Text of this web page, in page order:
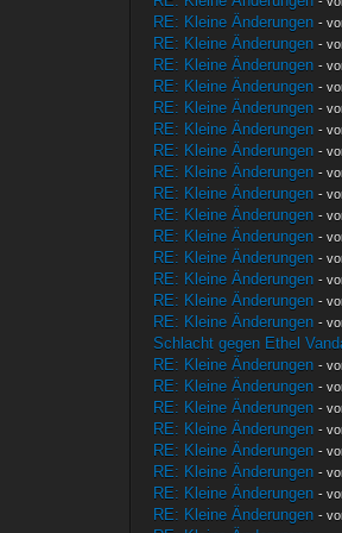
RE: Kleine Änderungen -
RE: Kleine Änderungen -
RE: Kleine Änderungen -
RE: Kleine Änderungen -
RE: Kleine Änderungen -
RE: Kleine Änderungen -
RE: Kleine Änderungen -
RE: Kleine Änderungen -
RE: Kleine Änderungen -
RE: Kleine Änderungen -
RE: Kleine Änderungen -
RE: Kleine Änderungen -
RE: Kleine Änderungen -
RE: Kleine Änderungen -
RE: Kleine Änderungen -
Schlacht gegen Ethel
RE: Kleine Änderungen -
RE: Kleine Änderungen -
RE: Kleine Änderungen -
RE: Kleine Änderungen -
RE: Kleine Änderungen -
RE: Kleine Änderungen -
RE: Kleine Änderungen -
RE: Kleine Änderungen -